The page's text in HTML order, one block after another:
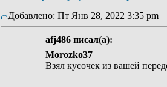
Добавлено: Пт Янв 28, 2022 3:35 pm
afj486 писал(а):
Morozko37
Взял кусочек из вашей